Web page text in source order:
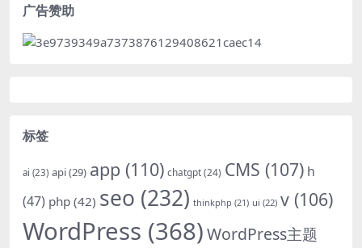
广告赞助
标签
ai (23) api(29) app (110) chatgpt(24) CMS (107) h
(47) php (42) seo (232) thinkphp (21) ui (22) v (106)
WordPress (368)WordPress主题